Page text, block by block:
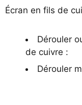
Écran en fils de
Dérouler
de cuivre :
Dérouler